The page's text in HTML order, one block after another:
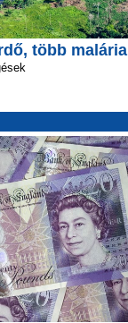
több malária